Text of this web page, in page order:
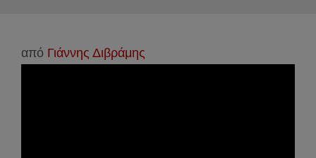
από Γιάννης Διβράμης